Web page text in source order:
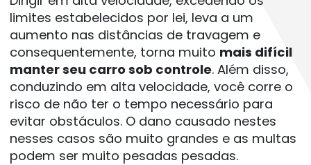
limites estabelecidos por lei, leva a um
aumento nas distâncias de travagem e
consequentemente, torna muito mais difícil
manter seu carro sob controle. Além disso,
conduzindo em alta velocidade, você corre o
risco de não ter o tempo necessário para
evitar obstáculos. O dano causado nestes
nesses casos são muito grandes e as multas
podem ser muito pesadas pesadas.